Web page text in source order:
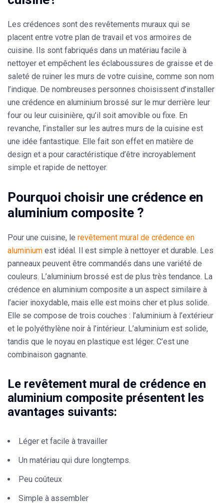
Les crédences sont des revêtements muraux qui se
placent entre votre plan de travail et vos armoires de
cuisine. Ils sont fabriqués dans un matériau facile à
nettoyer et empêchent les éclaboussures de graisse et de
saleté de ruiner les murs de votre cuisine, comme son nom
l’indique. De nombreuses personnes choisissent d’installer
une crédence en aluminium brossé sur le mur derrière leur
four ou leur cuisinière, qu’il soit amovible ou fixe. En
revanche, l’installer sur les autres murs de la cuisine est
une idée fantastique. Elle fait son effet en matière de
design et a pour caractéristique d’être incroyablement
simple et rapide de nettoyer.
Pourquoi choisir une crédence en
aluminium composite ?
Pour une cuisine, le revêtement mural de crédence en
aluminium est idéal. Il est simple à nettoyer et durable. Les
panneaux peuvent être commandés dans une variété de
couleurs. L’aluminium brossé est de plus très tendance. La
crédence en aluminium composite a un aspect similaire à
l’acier inoxydable, mais elle est moins cher et plus solide.
Elle se compose de trois couches : l’aluminium à l’extérieur
et le polyéthylène noir à l’intérieur. L’aluminium est solide,
tandis que le noyau en plastique est léger. C’est une
combinaison gagnante.
Le revêtement mural de crédence en
aluminium composite présentent les
avantages suivants:
Léger et facile à travailler
Un matériau qui dure longtemps.
Peu coûteux
Simple à assembler